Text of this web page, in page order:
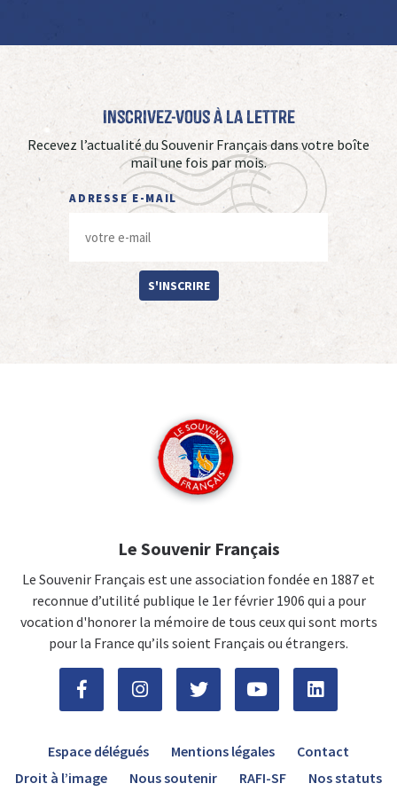
Inscrivez-vous à La Lettre
Recevez l’actualité du Souvenir Français dans votre boîte
mail une fois par mois.
ADRESSE E-MAIL
S'INSCRIRE
Le Souvenir Français
Le Souvenir Français est une association fondée en 1887 et
reconnue d’utilité publique le 1er février 1906 qui a pour
vocation d'honorer la mémoire de tous ceux qui sont morts
pour la France qu’ils soient Français ou étrangers.
Espace délégués Mentions légales
Contact
Droit à l’image
Nous soutenir RAFI-SF Nos statuts